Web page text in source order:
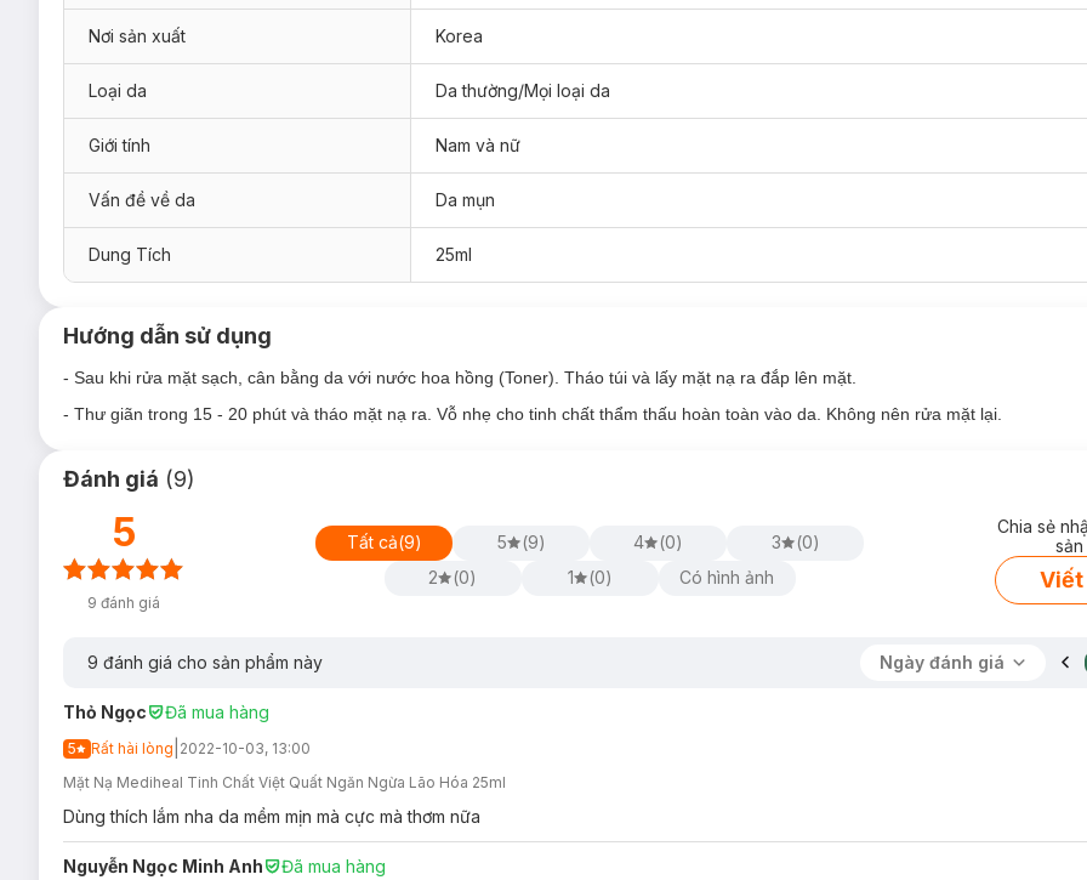
Nơi sản xuất Korea
Loại da Da thường/Mọi loại da
Giới tính Nam và nữ
Vấn đề về da Da mụn
Dung Tích 25ml
Hướng dẫn sử dụng
- Sau khi rửa mặt sạch, cân bằng da với nước hoa hồng (Toner). Tháo túi và lấy mặt nạ ra đắp lên mặt.
- Thư giãn trong 15 - 20 phút và tháo mặt nạ ra. Vỗ nhẹ cho tinh chất thẩm thấu hoàn toàn vào da. Không nên rửa mặt lại.
Đánh giá (9)
5
9 đánh giá
Tất cả(9) 5 (9) 4 (0) 3 (0)
2
(0) 1 (0) Có hình ảnh
Chia sẻ
Viết
9 đánh giá cho sản phẩm này Ngày đánh giá
Thỏ Ngọc Đã mua hàng
5 Rất hài lòng 2022-10-03, 13:00
Mặt Nạ Mediheal Tinh Chất Việt Quất Ngăn Ngừa Lão Hóa 25ml
Dùng thích lắm nha da mềm mịn mà cực mà thơm nữa
Nguyễn Ngọc Minh Anh Đã mua hàng